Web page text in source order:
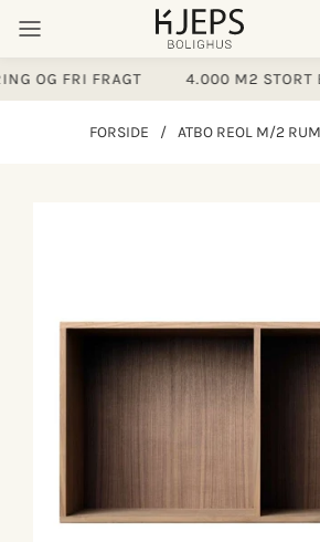
indhold
OG FRI FRAGT 4.000 M2 STORT
FORSIDE / ATBO REOL M/2